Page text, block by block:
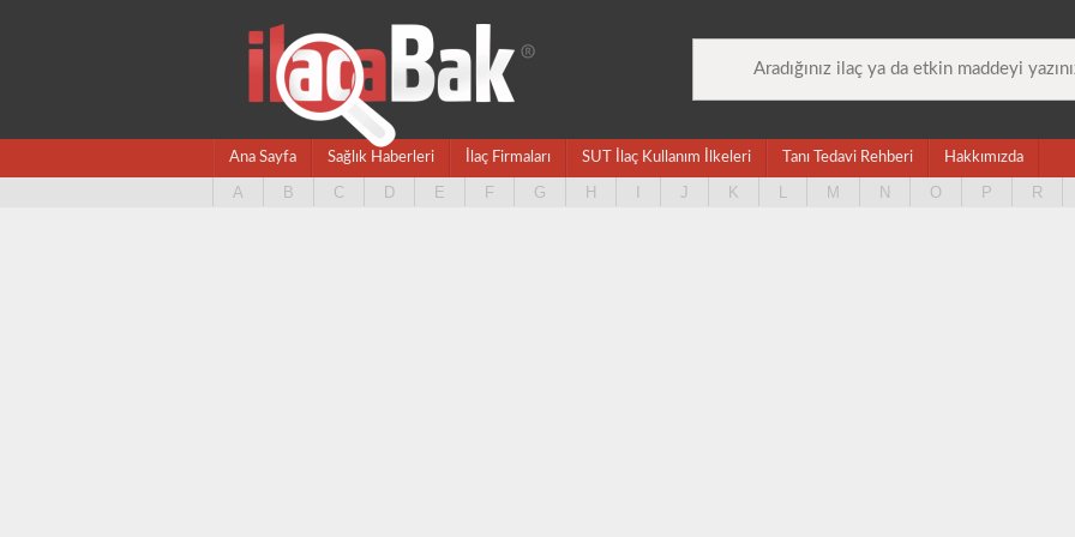
Ana Sayfa Sağlık Haberleri İlaç Firmaları SUT İlaç Kullanım İlkeleri Tanı Tedavi Rehberi Hakkımızda
A B C D E F G H J K L M N O P R